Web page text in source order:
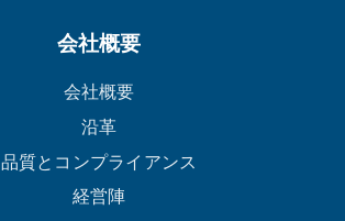
会社概要
会社概要
沿革
品質とコンプライアンス
経営陣